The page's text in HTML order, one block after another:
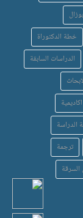
خطة الدكتوراة
الدراسات السابقة
الدراسة
ترجمة